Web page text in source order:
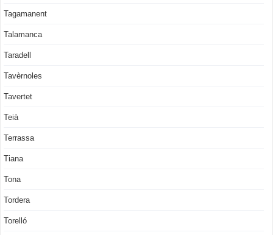
Tagamanent
Talamanca
Taradell
Tavèrnoles
Tavertet
Teià
Terrassa
Tiana
Tona
Tordera
Torelló